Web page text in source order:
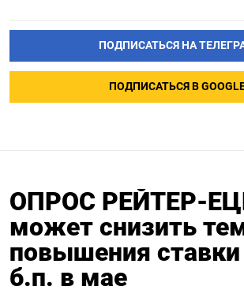
ПОДПИСАТЬСЯ НА
ПОДПИСАТЬСЯ В
ОПРОС РЕЙТЕР-
может снизить
повышения
б.п. в мае